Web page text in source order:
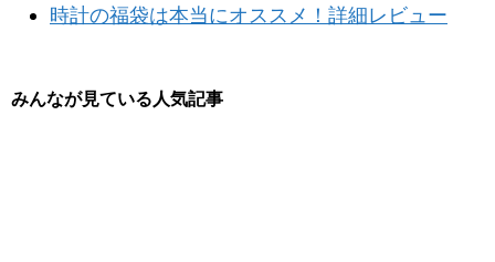
時計の福袋は本当にオススメ！詳細レビュー
みんなが見ている人気記事